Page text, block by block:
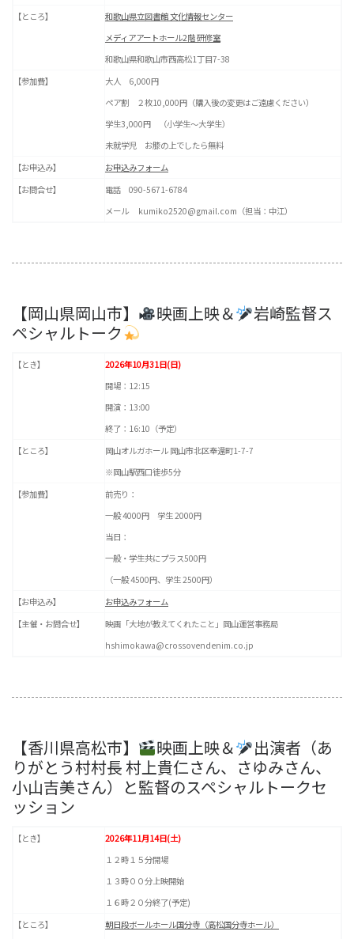
【ところ】
和歌山県立図書館 文化情報センター
メディアアートホール2階 研修室
和歌山県和歌山市西高松1丁目7-38
【参加費】
大人 6,000円
ペア割 ２枚10,000円（購入後の変更はご遠慮ください）
学生3,000円 （小学生～大学生）
未就学児 お膝の上でしたら無料
【お申込み】
お申込みフォーム
【お問合せ】
電話 090-5671-6784
メール kumiko2520@gmail.com（担当：中江）
【岡山県岡山市】 映画上映＆
岩崎監督ス
ペシャルトーク
【とき】
2026年10月31日(日)
開場：12:15
開演：13:00
終了：16:10（予定）
【ところ】
岡山オルガホール 岡山市北区奉還町1-7-7
※岡山駅西口徒歩5分
【参加費】
前売り：
一般 4000円 学生 2000円
当日：
一般・学生共にプラス500円
（一般 4500円、学生 2500円）
【お申込み】
お申込みフォーム
【主催・お問合せ】
映画「大地が教えてくれたこと」岡山運営事務局
hshimokawa@crossovendenim.co.jp
【香川県高松市】 映画上映＆
出演者（あ
りがとう村村長 村上貴仁さん、さゆみさん、
小山吉美さん）と監督のスペシャルトークセ
ッション
【とき】
2026年11月14日(土)
１２時１５分開場
１３時００分上映開始
１６時２０分終了(予定)
【ところ】
朝日段ボールホール国分寺（高松国分寺ホール）